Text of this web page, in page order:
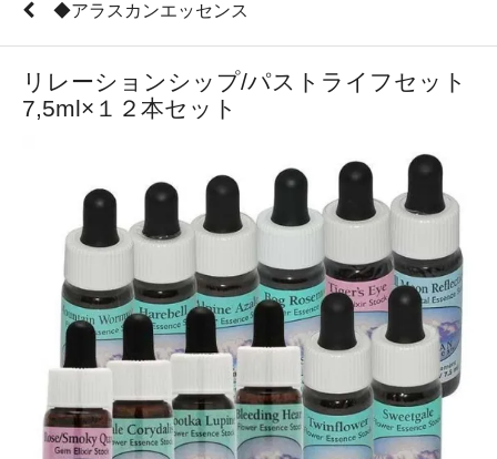
◆アラスカンエッセンス
リレーションシップ/パストライフセット
7,5ml×１２本セット